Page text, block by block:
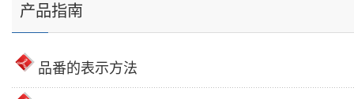
产品指南
品番的表示方法